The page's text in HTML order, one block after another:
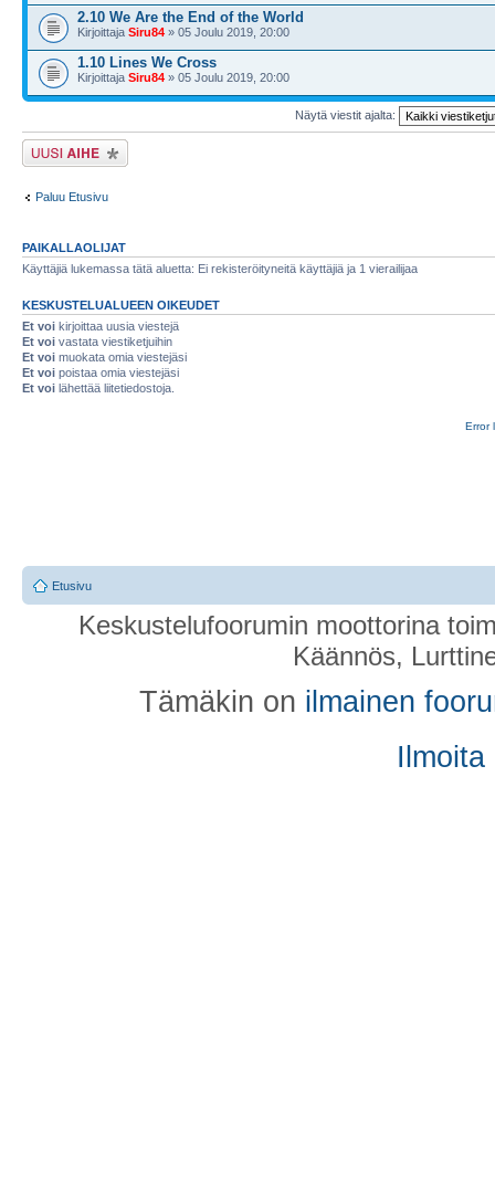
2.10 We Are the End of the World
Kirjoittaja Siru84 » 05 Joulu 2019, 20:00
1.10 Lines We Cross
Kirjoittaja Siru84 » 05 Joulu 2019, 20:00
Näytä viestit ajalta:
Lähetä uusi viesti
Paluu Etusivu
PAIKALLAOLIJAT
Käyttäjiä lukemassa tätä aluetta: Ei rekisteröityneitä käyttäjiä ja 1 vierailijaa
KESKUSTELUALUEEN OIKEUDET
Et voi kirjoittaa uusia viestejä
Et voi vastata viestiketjuihin
Et voi muokata omia viestejäsi
Et voi poistaa omia viestejäsi
Et voi lähettää liitetiedostoja.
Error
Etusivu
Keskustelufoorumin moottorina
Käännös,
Tämäkin on ilmainen